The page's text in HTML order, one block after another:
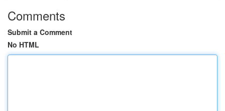
Comments
Submit a Comment
No HTML